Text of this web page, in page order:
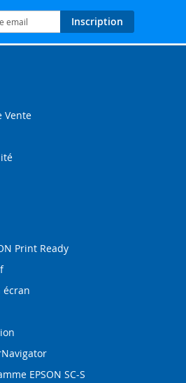
Inscription
Vente
Print Ready
écran
EPSON SC-S